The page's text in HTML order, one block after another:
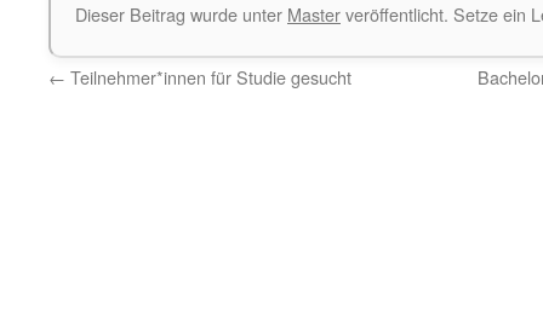
Dieser Beitrag wurde unter Masterveröffentlicht. Setze ein
← Teilnehmer*innen für Studie gesucht